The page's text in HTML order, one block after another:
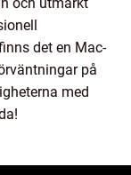
det en Mac-
på
med